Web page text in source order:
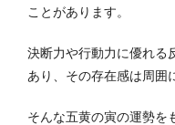
ことがあります。
決断力や行動力に優れる
あり、その存在感は周囲
そんな五黄の寅の運勢を